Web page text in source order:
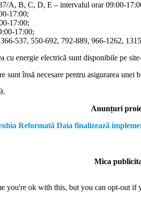
A, B, C, D, E – intervalul orar 09:00-
17:00;
17:00;
17:00;
537, 550-692, 792-889, 966-1262,
cu energie electrică sunt disponibile pe
sunt însă necesare pentru asigurarea
Anunțuri
Reformată Daia finalizează
Mica
you're ok with this, but you can opt-out if